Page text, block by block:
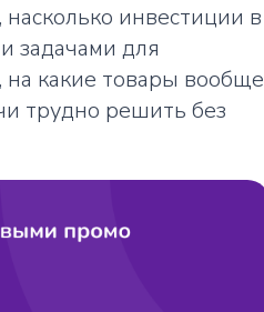
инвестиции в
задачами для
какие товары вообще
трудно решить без